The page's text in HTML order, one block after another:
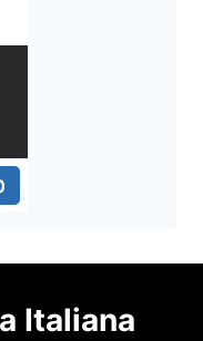
Italiana